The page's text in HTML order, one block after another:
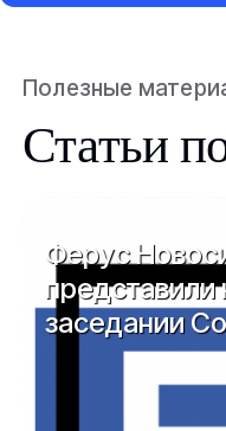
Полезные
Статьи
Ферус
заседании